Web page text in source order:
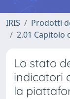
IRIS Prodotti
2.01 Capitolo
Lo stato
indicatori
la